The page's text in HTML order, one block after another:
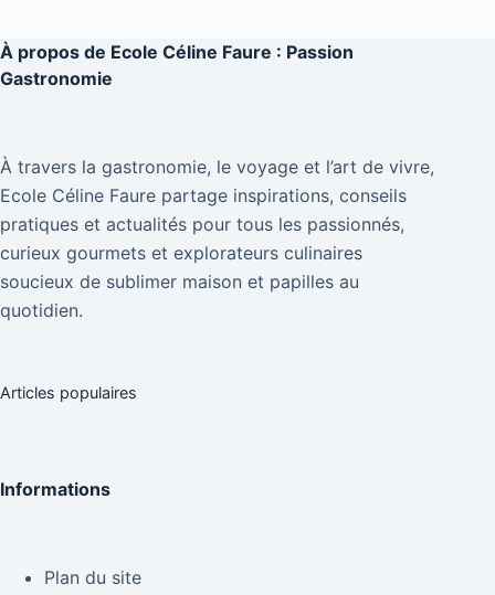
À propos de Ecole Céline Faure : Passion
Gastronomie
À travers la gastronomie, le voyage et l’art de vivre,
Ecole Céline Faure partage inspirations, conseils
pratiques et actualités pour tous les passionnés,
curieux gourmets et explorateurs culinaires
soucieux de sublimer maison et papilles au
quotidien.
Articles populaires
Informations
Plan du site